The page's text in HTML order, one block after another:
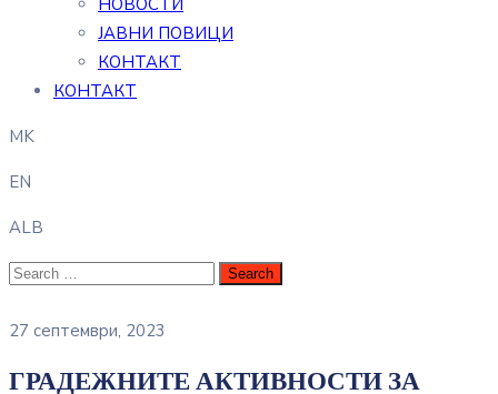
НОВОСТИ
ЈАВНИ ПОВИЦИ
КОНТАКТ
КОНТАКТ
MK
EN
ALB
27 септември, 2023
ГРАДЕЖНИТЕ АКТИВНОСТИ ЗА